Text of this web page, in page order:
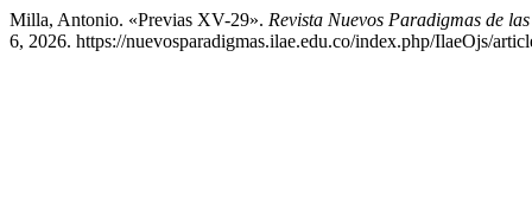
Milla, Antonio. «Previas XV-29». Revista Nuevos Paradigmas de
6, 2026. https://nuevosparadigmas.ilae.edu.co/index.php/IlaeOjs/